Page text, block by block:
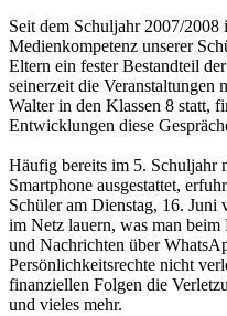
Seit dem Schuljahr 2007/
Medienkompetenz unserer
Eltern ein fester Bestandteil
seinerzeit die Veranstaltungen
Walter in den Klassen 8 statt,
Entwicklungen diese
Häufig bereits im 5. Schuljahr
Smartphone ausgestattet,
Schüler am Dienstag, 16. Juni
im Netz lauern, was man
und Nachrichten über
Persönlichkeitsrechte nicht
finanziellen Folgen die
und vieles mehr.